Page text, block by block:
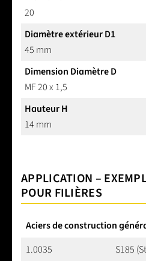
20
Diamètre extérieur D1
45 mm
Dimension Diamètre D
MF 20 x 1,5
Hauteur H
14 mm
APPLICATION –
POUR FILIÈRES
Aciers de construction
1.0035
S185